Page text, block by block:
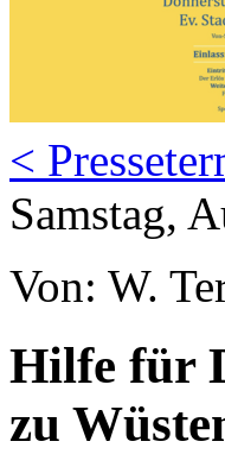
<
Samstag,
Von: W.
Hilfe für
zu